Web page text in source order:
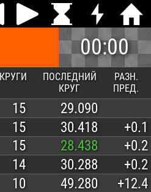
00:00
КРУГИ
ПОСЛЕДНИЙ
КРУГ
РАЗН.
ПРЕД.
15
29.090
15 30.418
+0.1
15 28.438
+0.2
14 30.288
+0.2
10 49.280 +12.4